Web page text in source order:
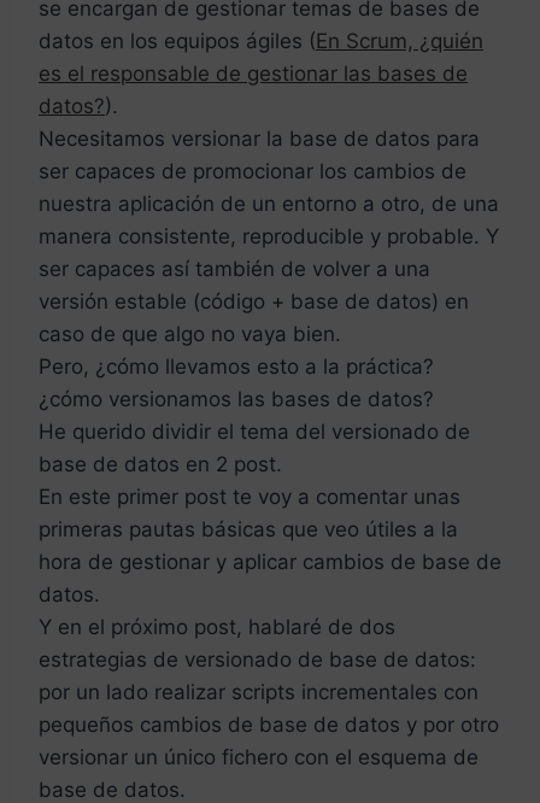
se encargan de gestionar temas de bases de
datos en los equipos ágiles (En Scrum, ¿quién
es el responsable de gestionar las bases de
datos?).
Necesitamos versionar la base de datos para
ser capaces de promocionar los cambios de
nuestra aplicación de un entorno a otro, de una
manera consistente, reproducible y probable. Y
ser capaces así también de volver a una
versión estable (código + base de datos) en
caso de que algo no vaya bien.
Pero, ¿cómo llevamos esto a la práctica?
¿cómo versionamos las bases de datos?
He querido dividir el tema del versionado de
base de datos en 2 post.
En este primer post te voy a comentar unas
primeras pautas básicas que veo útiles a la
hora de gestionar y aplicar cambios de base de
datos.
Y en el próximo post, hablaré de dos
estrategias de versionado de base de datos:
por un lado realizar scripts incrementales con
pequeños cambios de base de datos y por otro
versionar un único fichero con el esquema de
base de datos.